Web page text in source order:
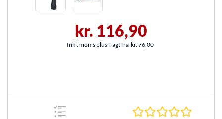
kr. 116,90
Inkl. moms plus fragt fra kr. 76,00